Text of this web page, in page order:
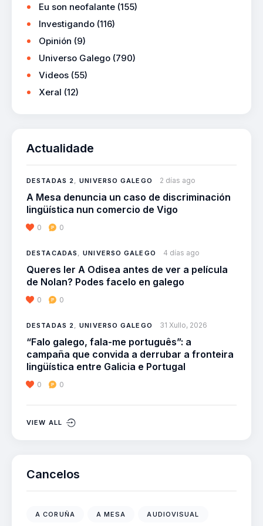
Eu son neofalante (155)
Investigando (116)
Opinión (9)
Universo Galego (790)
Videos (55)
Xeral (12)
Actualidade
DESTADAS 2,UNIVERSO GALEGO 2 días ago
A Mesa denuncia un caso de discriminación
lingüística nun comercio de Vigo
0 0
DESTACADAS ,UNIVERSO GALEGO 4 días ago
Queres ler A Odisea antes de ver a película
de Nolan? Podes facelo en galego
0 0
DESTADAS 2,UNIVERSO GALEGO 31 Xullo, 2026
“Falo galego, fala-me português”: a
campaña que convida a derrubar a fronteira
lingüística entre Galicia e Portugal
0 0
VIEW ALL
Cancelos
A CORUÑA A MESA AUDIOVISUAL